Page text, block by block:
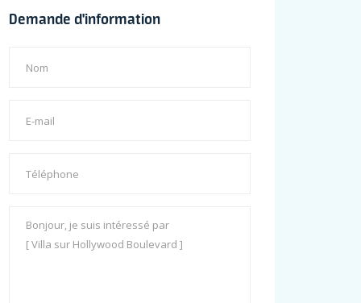
Demande d'information